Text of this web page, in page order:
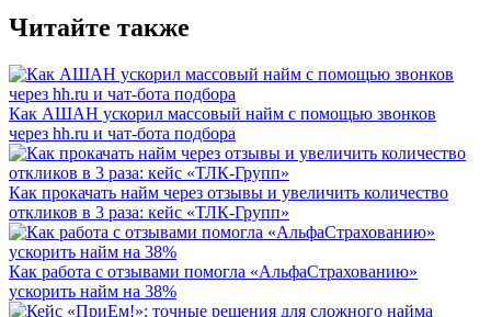
Читайте также
Как АШАН ускорил массовый найм с помощью звонков
через hh.ru и чат-бота подбора
Как прокачать найм через отзывы и увеличить количество
откликов в 3 раза: кейс «ТЛК-Групп»
Как работа с отзывами помогла «АльфаСтрахованию»
ускорить найм на 38%